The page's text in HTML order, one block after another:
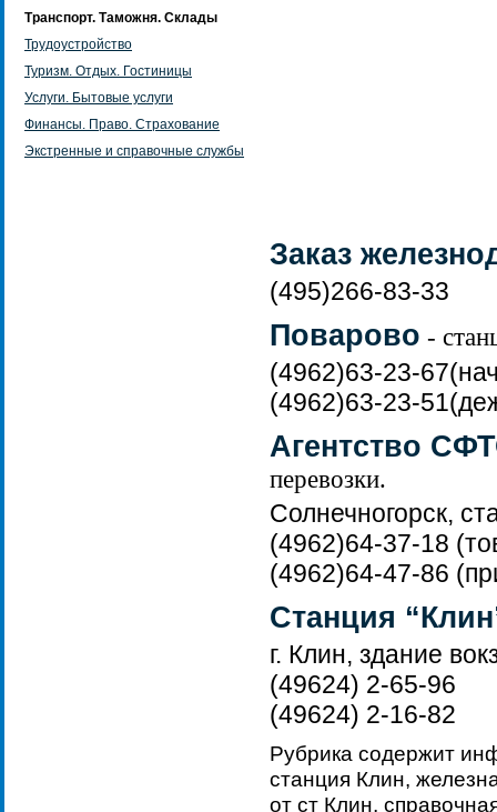
Транспорт. Таможня. Склады
Трудоустройство
Туризм. Отдых. Гостиницы
Услуги. Бытовые услуги
Финансы. Право. Страхование
Экстренные и справочные службы
Заказ
(495)266-83-33
Поварово -
(4962)63-23-
(4962)63-23-
Агентство
перевозки.
Солнечногорск,
(4962)64-37-18
(4962)64-47-86
Станция
г. Клин, здание
(49624) 2-65-96
(49624) 2-16-82
Рубрика содержит
станция Клин,
от ст Клин,